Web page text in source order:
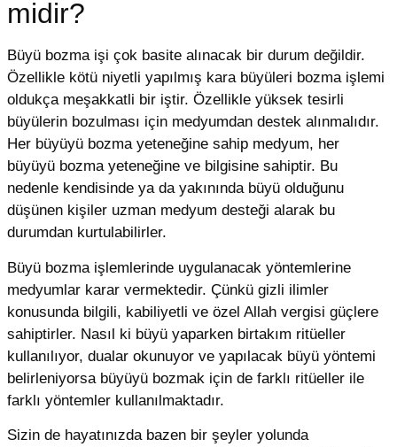
midir?
Büyü bozma işi çok basite alınacak bir durum değildir.
Özellikle kötü niyetli yapılmış kara büyüleri bozma işlemi
oldukça meşakkatli bir iştir. Özellikle yüksek tesirli
büyülerin bozulması için medyumdan destek alınmalıdır.
Her büyüyü bozma yeteneğine sahip medyum, her
büyüyü bozma yeteneğine ve bilgisine sahiptir. Bu
nedenle kendisinde ya da yakınında büyü olduğunu
düşünen kişiler uzman medyum desteği alarak bu
durumdan kurtulabilirler.
Büyü bozma işlemlerinde uygulanacak yöntemlerine
medyumlar karar vermektedir. Çünkü gizli ilimler
konusunda bilgili, kabiliyetli ve özel Allah vergisi güçlere
sahiptirler. Nasıl ki büyü yaparken birtakım ritüeller
kullanılıyor, dualar okunuyor ve yapılacak büyü yöntemi
belirleniyorsa büyüyü bozmak için de farklı ritüeller ile
farklı yöntemler kullanılmaktadır.
Sizin de hayatınızda bazen bir şeyler yolunda